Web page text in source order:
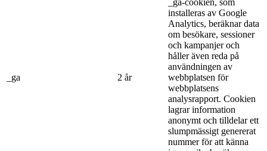
_ga 2 år
installeras av Google
Analytics, beräknar data
om besökare, sessioner
och kampanjer och
håller även reda på
användningen av
webbplatsen för
webbplatsens
analysrapport. Cookien
lagrar information
anonymt och tilldelar ett
slumpmässigt genererat
nummer för att känna